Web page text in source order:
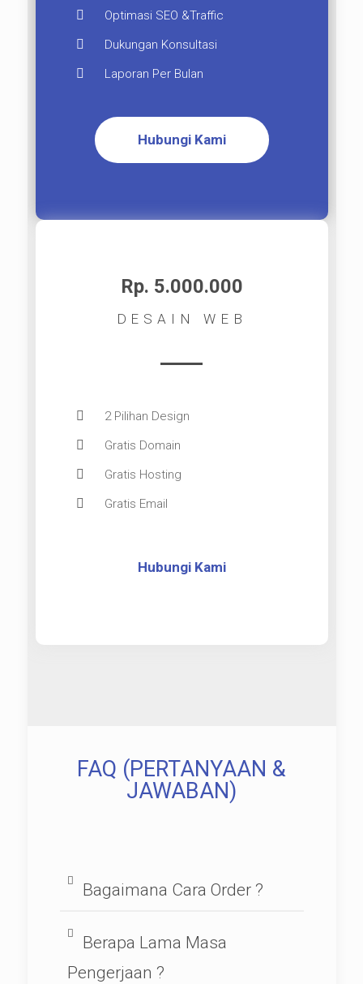
Optimasi SEO &Traffic
Dukungan Konsultasi
Laporan Per Bulan
Hubungi Kami
Rp. 5.000.000​
DESAIN WEB
2 Pilihan Design
Gratis Domain
Gratis Hosting
Gratis Email
Hubungi Kami
FAQ (PERTANYAAN &
JAWABAN)
Bagaimana Cara Order ?
Berapa Lama Masa
Pengerjaan ?